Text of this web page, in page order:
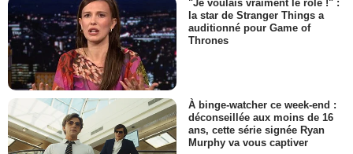
"Je voulais vraiment le rôle !" :
la star de Stranger Things a
auditionné pour Game of
Thrones
À binge-watcher ce week-end :
déconseillée aux moins de 16
ans, cette série signée Ryan
Murphy va vous captiver